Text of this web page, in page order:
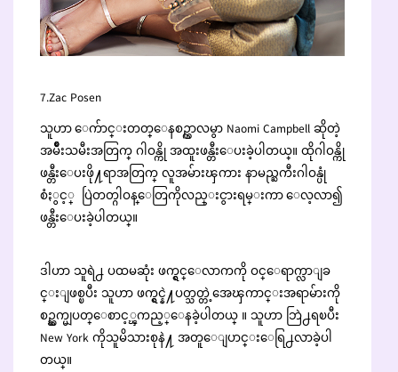
7.Zac Posen
သူဟာ ေက်ာင္းတတ္ေနစဥ္ကာလမွာ Naomi Campbell ဆိုတဲ့
အမ်ဳိးသမီးအတြက္ ဂါဝန္ကို အထူးဖန္တီးေပးခဲ့ပါတယ္။ ထိုဂါဝန္ကို
ဖန္တီးေပးဖို႔ရာအတြက္ လူအမ်ားၾကား နာမည္ႀကီးဂါဝန္ပုံ
စံႏွင့္ ပြဲတတ္ဂါဝန္ေတြကိုလည္းငွားရမ္းကာ ေလ့လာ၍
ဖန္တီးေပးခဲ့ပါတယ္။
ဒါဟာ သူရဲ႕ ပထမဆုံး ဖက္ရွင္ေလာကကို ဝင္ေရာက္လာျခ
င္းျဖစ္ၿပီး သူဟာ ဖက္ရွင္နဲ႔ပတ္သတ္တဲ့အေၾကာင္းအရာမ်ားကို
စဥ္ဆက္မျပတ္ေစာင့္ၾကည့္ေနခဲ့ပါတယ္ ။ သူဟာ ဘြဲ႕ရၿပီး
New York ကိုသူမိသားစုနဲ႔ အတူေျပာင္းေရြ႕လာခဲ့ပါ
တယ္။